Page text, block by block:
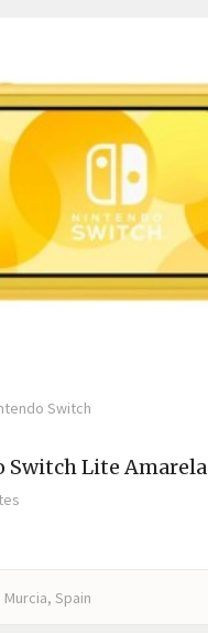
Switch
Switch Lite Amarela
Murcia, Spain